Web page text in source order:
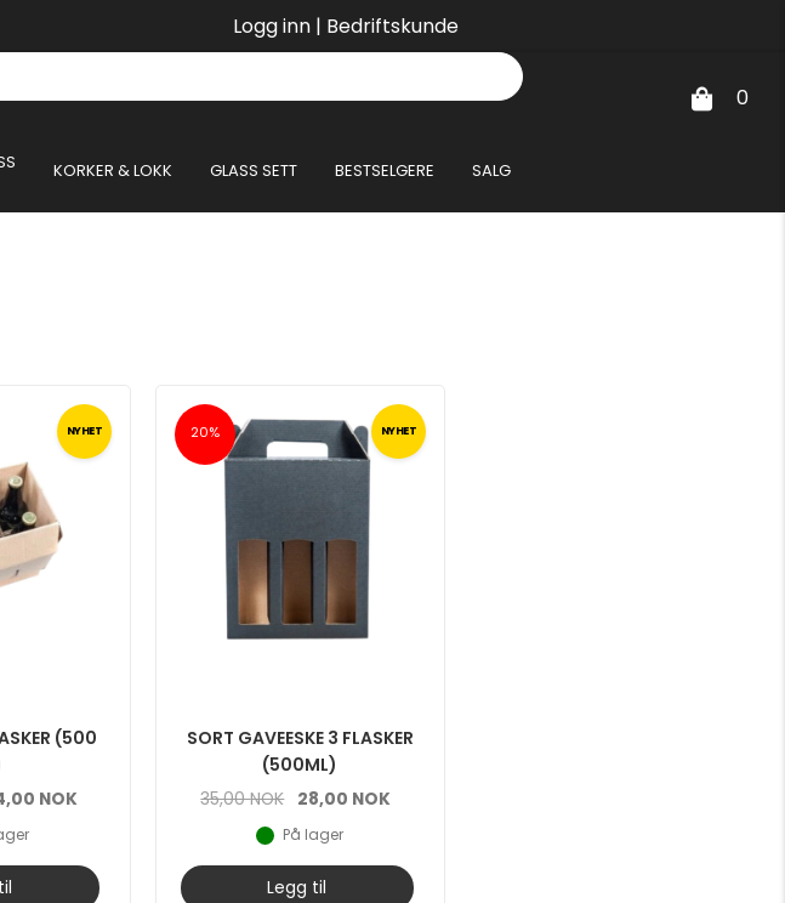
Logg inn | Bedriftskunde
0
KORKER & LOKK GLASS SETT BESTSELGERE SALG
NYHET
(500
NOK.
NOK
24,00 NOK.
20% NYHET
SORT GAVEESKE 3 FLASKER
(500ML)
35,00NOK
Opprinnelig
var:
35,00 NOK.
28,00 NOK
28,00 NOK.
På lager
Legg til